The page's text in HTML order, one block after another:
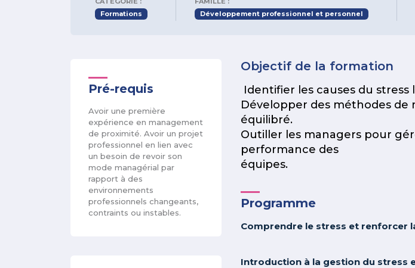
Formations
Développement professionnel et personnel
Pré-requis
Avoir une première
expérience en management
de proximité. Avoir un projet
professionnel en lien avec
un besoin de revoir son
mode managérial par
rapport à des
environnements
professionnels changeants,
contraints ou instables.
Objectif de la formation
Identifier les causes du
Développer des méthodes
équilibré.
Outiller les managers pour
performance des
équipes.
Programme
Comprendre le stress et renforcer
Introduction à la gestion du stress